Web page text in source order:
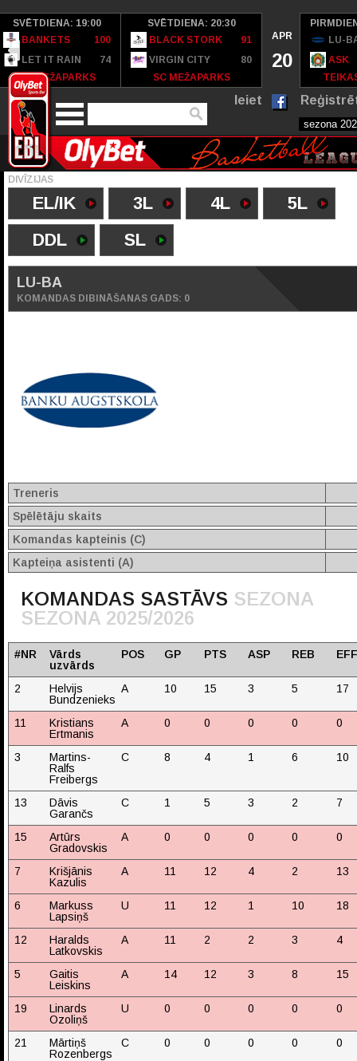
SVĒTDIENA: 19:00
BANKETS
100
LET IT RAIN
74
SC MEŽAPARKS
SVĒTDIENA: 20:30
BLACK STORK
91
VIRGIN CITY
80
SC MEŽAPARKS
APR
20
LU-
ASK
Ieiet
DIVĪZIJAS
EL/IK 3L 4L
5L
DDL
SL
LU-BA
KOMANDAS DIBINĀŠANAS GADS: 0
Treneris
Spēlētāju skaits
Komandas kapteinis (C)
Kapteiņa asistenti (A)
KOMANDAS SASTĀVS SEZONA
SEZONA 2025/2026
#NR
Vārds
uzvārds
POS GP PTS ASP REB EFF
2
Helvijs
Bundzenieks
A 10 15 3 5 17
11
Kristians
Ertmanis
A 0 0 0 0 0
3
Martins-
Ralfs
Freibergs
C 8 4 1 6 10
13
Dāvis
Garančs
C 1 5 3 2 7
15
Artūrs
Gradovskis
A 0 0 0 0 0
7
Krišjānis
Kazulis
A 11 12 4 2 13
6
Markuss
Lapsiņš
U 11 12 1 10 18
12
Haralds
Latkovskis
A 11 2 2 3 4
5
Gaitis
Leiskins
A 14 12 3 8 15
19
Linards
Ozoliņš
U 0 0 0 0 0
21
Mārtiņš
Rozenbergs
C 0 0 0 0 0